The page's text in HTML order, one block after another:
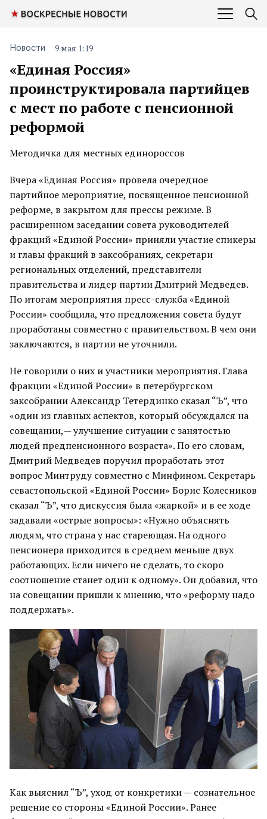
«Единая Россия»
проинструктировала партийцев
с мест по работе с пенсионной
реформой
Новости 9 мая 1:19
Методичка для местных единороссов
Вчера «Единая Россия» провела очередное
партийное мероприятие, посвященное пенсионной
реформе, в закрытом для прессы режиме. В
расширенном заседании совета руководителей
фракций «Единой России» приняли участие спикеры
и главы фракций в заксобраниях, секретари
региональных отделений, представители
правительства и лидер партии Дмитрий Медведев.
По итогам мероприятия пресс-служба «Единой
России» сообщила, что предложения cовета будут
проработаны совместно с правительством. В чем они
заключаются, в партии не уточнили.
Не говорили о них и участники мероприятия. Глава
фракции «Единой России» в петербургском
заксобрании Александр Тетердинко сказал “Ъ”, что
«один из главных аспектов, который обсуждался на
совещании,— улучшение ситуации с занятостью
людей предпенсионного возраста». По его словам,
Дмитрий Медведев поручил проработать этот
вопрос Минтруду совместно с Минфином. Секретарь
севастопольской «Единой России» Борис Колесников
сказал “Ъ”, что дискуссия была «жаркой» и в ее ходе
задавали «острые вопросы»: «Нужно объяснять
людям, что страна у нас стареющая. На одного
пенсионера приходится в среднем меньше двух
работающих. Если ничего не сделать, то скоро
соотношение станет один к одному». Он добавил, что
на совещании пришли к мнению, что «реформу надо
поддержать».
Как выяснил “Ъ”, уход от конкретики — сознательное
решение со стороны «Единой России». Ранее